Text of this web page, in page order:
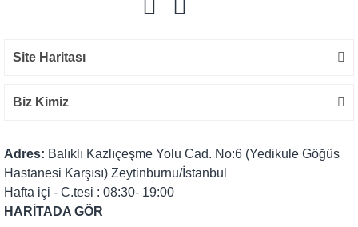
Site Haritası
Biz Kimiz
Adres: Balıklı Kazlıçeşme Yolu Cad. No:6 (Yedikule Göğüs
Hastanesi Karşısı) Zeytinburnu/İstanbul
Hafta içi - C.tesi : 08:30- 19:00
HARİTADA GÖR